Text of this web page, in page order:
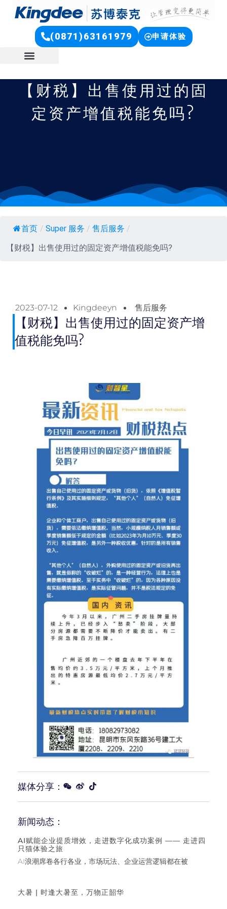
(0871)63161979 申请体验
【财税】出售使用过的固
定资产增值税能免吗?
首页 / Super 服务 / 售后服务 /
【财税】出售使用过的固定资产增值税能免吗?
2023-07-12 Kingdeeyn 售后服务
【财税】出售使用过的固定资产增
值税能免吗?
媒体分享：
新闻动态：
AI赋能企业提质增效，走进数字化成功案例 —— 走进四
只猫体验之旅
AI浪潮席卷各行各业，市场玩法、企业运营逻辑都在被
大暑 | 时逢大暑至，万物正韶华